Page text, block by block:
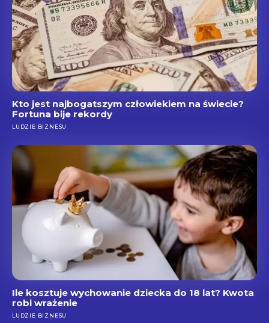
Kto jest najbogatszym człowiekiem na świecie?
Fortuna bije rekordy
LUDZIE BIZNESU
Ile kosztuje wychowanie dziecka do 18 lat? Kwota
robi wrażenie
LUDZIE BIZNESU